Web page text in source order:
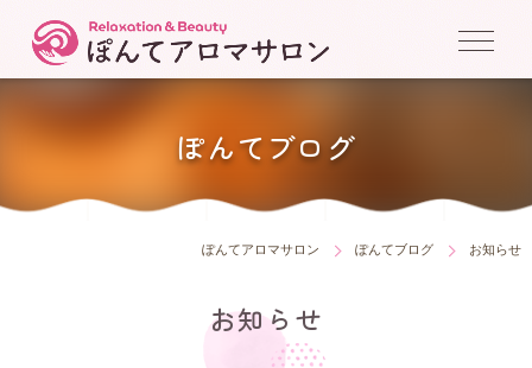
ぽんてブログ
ぽんてアロマサロン ぽんてブログ お知らせ
お知らせ